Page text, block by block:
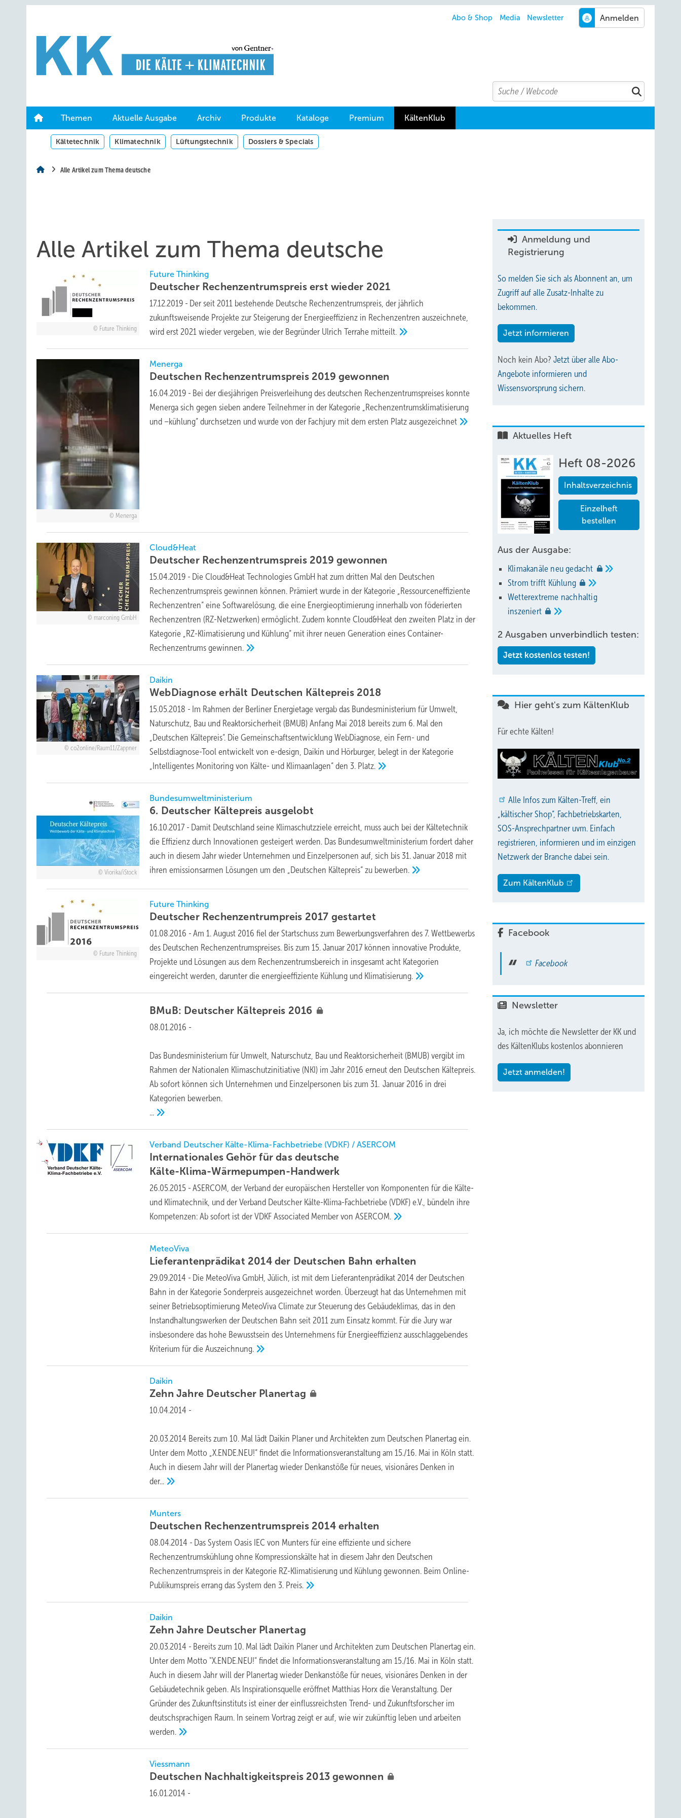
Hauptinhalt
Hauptmenü
Abo & Shop Media Newsletter
Search
Suchen
Themen Aktuelle Ausgabe Archiv Produkte Kataloge Premium KältenKlub
Kältetechnik Klimatechnik Lüftungstechnik Dossiers & Specials
Alle Artikel zum Thema deutsche
Alle Artikel zum Thema deutsche
Future Thinking
Future Thinking
Deutscher Rechenzentrumspreis erst wieder 2021
17.12.2019 - Der seit 2011 bestehende Deutsche Rechenzentrumspreis, der jährlich
zukunftsweisende Projekte zur Steigerung der Energieeffizienz in Rechenzentren auszeichnete,
wird erst 2021 wieder vergeben, wie der Begründer Ulrich Terrahe mitteilt.
Menerga
Menerga
Deutschen Rechenzentrumspreis 2019gewonnen
16.04.2019 - Bei der diesjährigen Preisverleihung des deutschen Rechenzentrumspreises konnte
Menerga sich gegen sieben andere Teilnehmer in der Kategorie „Rechenzentrumsklimatisierung
und –kühlung“ durchsetzen und wurde von der Fachjury mit dem ersten Platzausgezeichnet
marconing GmbH
Cloud&Heat
Deutscher Rechenzentrumspreis 2019gewonnen
15.04.2019 - Die Cloud&Heat Technologies GmbH hat zum dritten Mal den Deutschen
Rechenzentrumspreis gewinnen können. Prämiert wurde in der Kategorie „Ressourceneffiziente
Rechenzentren“ eine Softwarelösung, die eine Energieoptimierung innerhalb von föderierten
Rechenzentren (RZ-Netzwerken) ermöglicht. Zudem konnte Cloud&Heat den zweiten Platz in der
Kategorie „RZ-Klimatisierung und Kühlung“ mit ihrer neuen Generation eines Container-
Rechenzentrumsgewinnen.
co2online/Raum11/Zappner
Daikin
WebDiagnose erhält Deutschen Kältepreis 2018
15.05.2018 - Im Rahmen der Berliner Energietage vergab das Bundesministerium für Umwelt,
Naturschutz, Bau und Reaktorsicherheit (BMUB) Anfang Mai 2018 bereits zum 6. Mal den
„Deutschen Kältepreis“. Die Gemeinschaftsentwicklung WebDiagnose, ein Fern- und
Selbstdiagnose-Tool entwickelt von e-design, Daikin und Hörburger, belegt in der Kategorie
„Intelligentes Monitoring von Kälte- und Klimaanlagen“ den 3. Platz.
Viorika/iStock
Bundesumweltministerium
6. Deutscher Kältepreis ausgelobt
16.10.2017 - Damit Deutschland seine Klimaschutzziele erreicht, muss auch bei der Kältetechnik
die Effizienz durch Innovationen gesteigert werden. Das Bundesumweltministerium fordert daher
auch in diesem Jahr wieder Unternehmen und Einzelpersonen auf, sich bis 31. Januar 2018 mit
ihren emissionsarmen Lösungen um den „Deutschen Kältepreis“ zu bewerben.
Future Thinking
Future Thinking
Deutscher Rechenzentrumpreis 2017 gestartet
01.08.2016 - Am 1. August 2016 fiel der Startschuss zum Bewerbungsverfahren des 7. Wettbewerbs
des Deutschen Rechenzentrumspreises. Bis zum 15. Januar 2017 können innovative Produkte,
Projekte und Lösungen aus dem Rechenzentrumsbereich in insgesamt acht Kategorien
eingereicht werden, darunter die energieeffiziente Kühlung und Klimatisierung.
BMuB: Deutscher Kältepreis 2016
08.01.2016 -
Das Bundesministerium für Umwelt, Naturschutz, Bau und Reaktorsicherheit (BMUB) vergibt im
Rahmen der Nationalen Klimaschutzinitiative (NKI) im Jahr 2016 erneut den Deutschen Kältepreis.
Ab sofort können sich Unternehmen und Einzelpersonen bis zum 31. Januar 2016 in drei
Kategorien bewerben.
...
Verband Deutscher Kälte-Klima-Fachbetriebe (VDKF) / ASERCOM
Internationales Gehör für das deutsche
Kälte-Klima-Wärmepumpen-Handwerk
26.05.2015 - ASERCOM, der Verband der europäischen Hersteller von Komponenten für die Kälte-
und Klimatechnik, und der Verband Deutscher Kälte-Klima-Fachbetriebe (VDKF) e.V., bündeln ihre
Kompetenzen: Ab sofort ist der VDKF Associated Member vonASERCOM.
MeteoViva
Lieferantenprädikat 2014 der Deutschen Bahn erhalten
29.09.2014 - Die MeteoViva GmbH, Jülich, ist mit dem Lieferantenprädikat 2014 der Deutschen
Bahn in der Kategorie Sonderpreis ausgezeichnet worden. Überzeugt hat das Unternehmen mit
seiner Betriebsoptimierung MeteoViva Climate zur Steuerung des Gebäudeklimas, das in den
Instandhaltungswerken der Deutschen Bahn seit 2011 zum Einsatz kommt. Für die Jury war
insbesondere das hohe Bewusstsein des Unternehmens für Energieeffizienz ausschlaggebendes
Kriterium für dieAuszeichnung.
Daikin
Zehn Jahre Deutscher Planertag
10.04.2014 -
20.03.2014 Bereits zum 10. Mal lädt Daikin Planer und Architekten zum Deutschen Planertag ein.
Unter dem Motto „X.ENDE.NEU!“ findet die Informationsveranstaltung am 15./16. Mai in Köln statt.
Auch in diesem Jahr will der Planertag wieder Denkanstöße für neues, visionäres Denken in
der...
Munters
Deutschen Rechenzentrumspreis 2014erhalten
08.04.2014 - Das System Oasis IEC von Munters für eine effiziente und sichere
Rechenzentrumskühlung ohne Kompressionskälte hat in diesem Jahr den Deutschen
Rechenzentrumspreis in der Kategorie RZ-Klimatisierung und Kühlung gewonnen. Beim Online-
Publikumspreis errang das System den 3. Preis.
Daikin
Zehn Jahre Deutscher Planertag
20.03.2014 - Bereits zum 10. Mal lädt Daikin Planer und Architekten zum Deutschen Planertag ein.
Unter dem Motto "X.ENDE.NEU!" findet die Informationsveranstaltung am 15./16. Mai in Köln statt.
Auch in diesem Jahr will der Planertag wieder Denkanstöße für neues, visionäres Denken in der
Gebäudetechnik geben. Als Inspirationsquelle eröffnet Matthias Horx die Veranstaltung. Der
Gründer des Zukunftsinstituts ist einer der einflussreichsten Trend- und Zukunftsforscher im
deutschsprachigen Raum. In seinem Vortrag zeigt er auf, wie wir zukünftig leben und arbeiten
werden.
Viessmann
Deutschen Nachhaltigkeitspreis 2013gewonnen
16.01.2014 -
Anmeldung und
Registrierung
So melden Sie sich als Abonnent an, um
Zugriff auf alle Zusatz-Inhalte zu
bekommen.
Jetzt informieren
Noch kein Abo? Jetzt über alle Abo-
Angebote informieren und
Wissensvorsprung sichern.
Aktuelles Heft
Heft 08-2026
Inhaltsverzeichnis
Einzelheft
bestellen
Aus der Ausgabe:
Klimakanäle neugedacht
Strom trifft Kühlung
Wetterextreme nachhaltig
inszeniert
2 Ausgaben unverbindlich testen:
Jetzt kostenlos testen!
Hier geht's zum KältenKlub
Für echte Kälten!
Alle Infos zum Kälten-Treff, ein
„kältischer Shop“, Fachbetriebskarten,
SOS-Ansprechpartner uvm. Einfach
registrieren, informieren und im einzigen
Netzwerk der Branche dabei sein.
Zum KältenKlub
Facebook
Facebook
Newsletter
Ja, ich möchte die Newsletter der KK und
des KältenKlubs kostenlos abonnieren
Jetzt anmelden!